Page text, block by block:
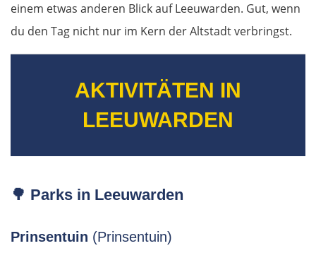
einem etwas anderen Blick auf Leeuwarden. Gut, wenn
du den Tag nicht nur im Kern der Altstadt verbringst.
AKTIVITÄTEN IN
LEEUWARDEN
🌳 Parks in Leeuwarden
Prinsentuin (Prinsentuin)
Nitra
Ungarn Nord
Budapest